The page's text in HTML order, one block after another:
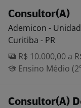
Consultor(A)
Ademicon -
Curitiba - PR
R$ 10.000,00 a
Ensino Médio
Consultor(A)